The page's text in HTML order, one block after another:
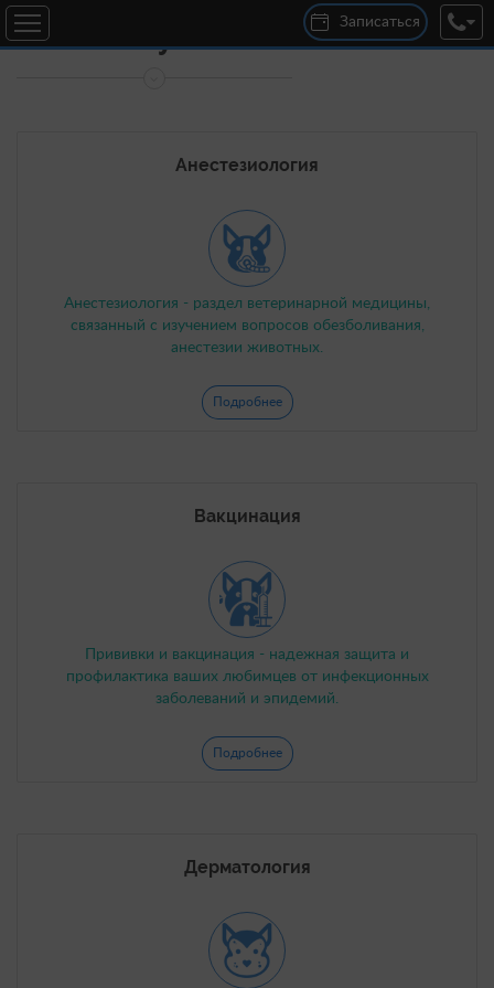
Записаться
с 10:00 до 19:00
Услуги
Анестезиология
Анестезиология - раздел ветеринарной медицины,
связанный с изучением вопросов обезболивания,
анестезии животных.
Подробнее
Вакцинация
Прививки и вакцинация - надежная защита и
профилактика ваших любимцев от инфекционных
заболеваний и эпидемий.
Подробнее
Дерматология